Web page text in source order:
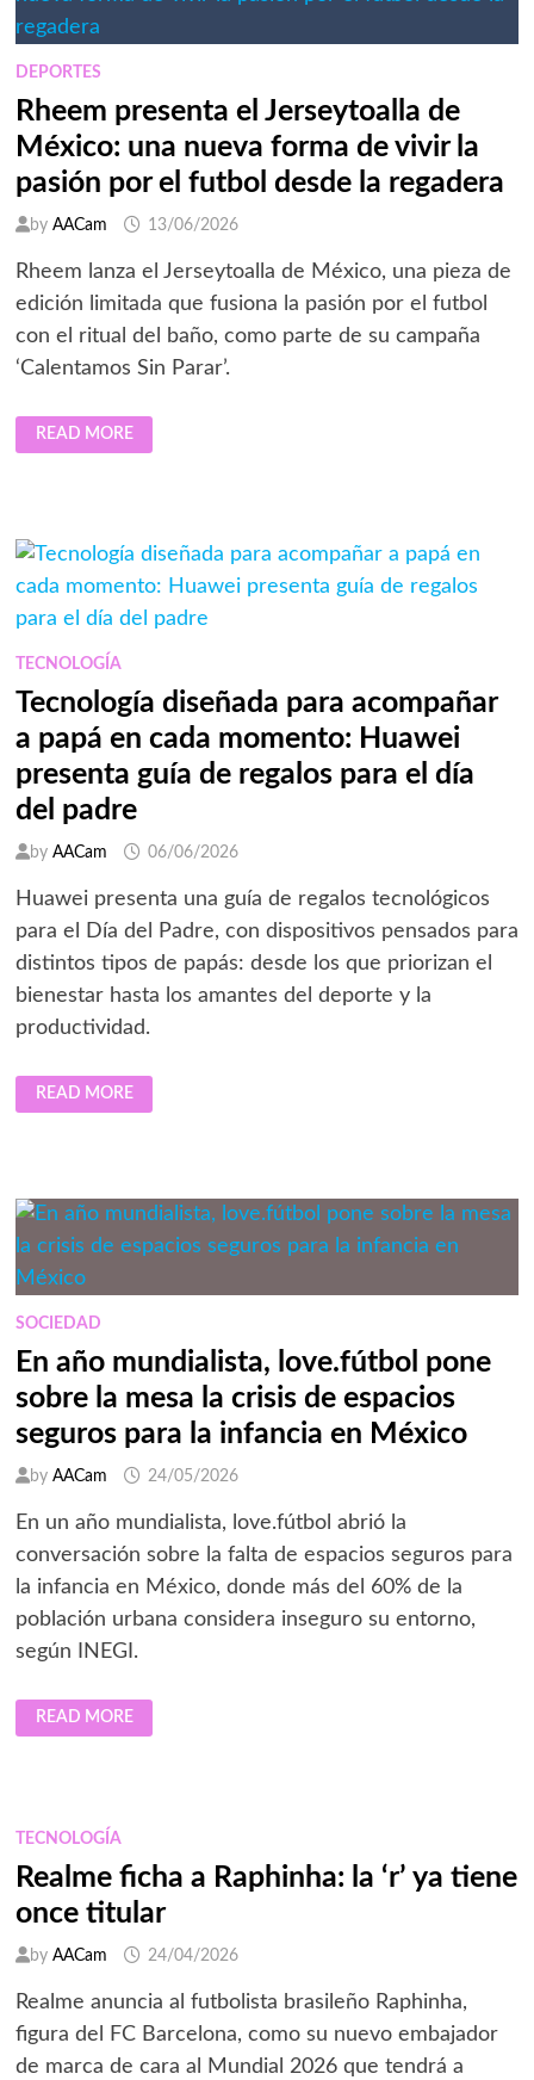
FUTBOL
MÁS
DE
HISTORIA
DEPORTES
Rheem presenta el Jerseytoalla de
México: una nueva forma de vivir la
pasión por el futbol desde la regadera
by AACam 13/06/2026
Rheem lanza el Jerseytoalla de México, una pieza de
edición limitada que fusiona la pasión por el futbol
con el ritual del baño, como parte de su campaña
‘Calentamos Sin Parar’.
RHEEM
PRESENTA
EL
NUEVA
FORMA
DE
VIVIR
PASIÓN
EL
LA
REGADERA
READ MORE
TECNOLOGÍA
Tecnología diseñada para acompañar
a papá en cada momento: Huawei
presenta guía de regalos para el día
del padre
by AACam 06/06/2026
Huawei presenta una guía de regalos tecnológicos
para el Día del Padre, con dispositivos pensados para
distintos tipos de papás: desde los que priorizan el
bienestar hasta los amantes del deporte y la
productividad.
TECNOLOGÍA
DISEÑADA
PARA
CADA
MOMENTO:
HUAWEI
PRESENTA
GUÍA
DE
PARA
DEL
PADRE
READ MORE
SOCIEDAD
En año mundialista, love.fútbol pone
sobre la mesa la crisis de espacios
seguros para la infancia en México
by AACam 24/05/2026
En un año mundialista, love.fútbol abrió la
conversación sobre la falta de espacios seguros para
la infancia en México, donde más del 60% de la
población urbana considera inseguro su entorno,
según INEGI.
EN
AÑO
MUNDIALISTA,
LA
DE
ESPACIOS
SEGUROS
PARA
INFANCIA
MÉXICO
READ MORE
TECNOLOGÍA
Realme ficha a Raphinha: la ‘r’ ya tiene
once titular
by AACam 24/04/2026
Realme anuncia al futbolista brasileño Raphinha,
figura del FC Barcelona, como su nuevo embajador
de marca de cara al Mundial 2026 que tendrá a